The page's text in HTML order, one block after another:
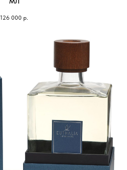
126 000 р.